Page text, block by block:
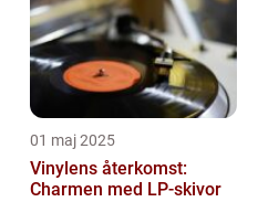
01 maj 2025
Vinylens återkomst:
Charmen med LP-skivor